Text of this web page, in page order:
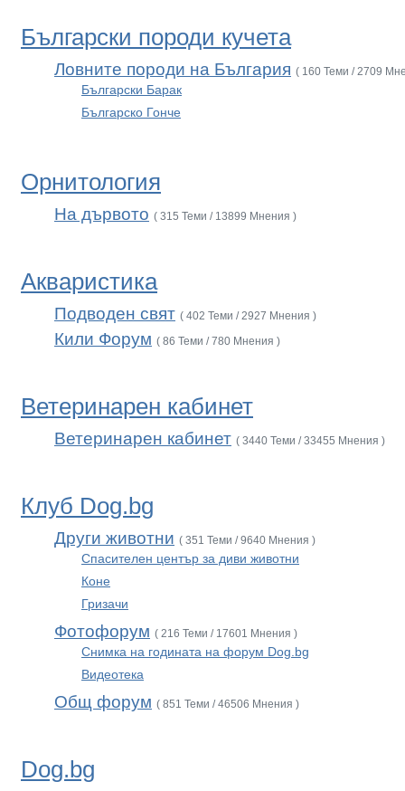
Български породи кучета
Ловните породи на България ( 160 Теми / 2709
Български Барак
Българско Гонче
Орнитология
На дървото ( 315 Теми / 13899 Мнения )
Акваристика
Подводен свят ( 402 Теми / 2927 Мнения )
Кили Форум ( 86 Теми / 780 Мнения )
Ветеринарен кабинет
Ветеринарен кабинет ( 3440 Теми / 33455 Мнения )
Клуб Dog.bg
Други животни ( 351 Теми / 9640 Мнения )
Спасителен център за диви животни
Коне
Гризачи
Фотофорум ( 216 Теми / 17601 Мнения )
Снимка на годината на форум Dog.bg
Видеотека
Общ форум ( 851 Теми / 46506 Мнения )
Dog.bg